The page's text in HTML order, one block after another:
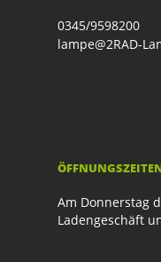
0345/9598200
lampe@2RAD-
Am Donnerstag
Ladengeschäft